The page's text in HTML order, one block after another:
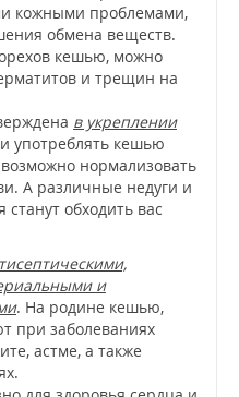
кожными проблемами,
обмена веществ.
кешью, можно
и трещин на
в укреплении
употреблять кешью
нормализовать
А различные недуги и
обходить вас
и
. На родине кешью,
при заболеваниях
астме, а также